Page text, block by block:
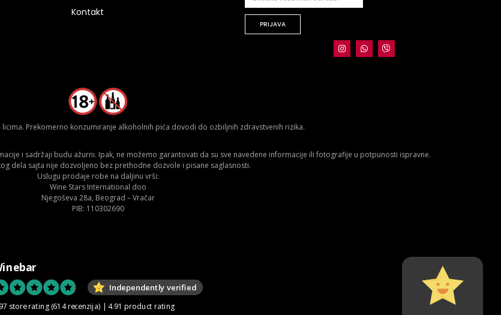
Kontakt
PRIJAVA
Prekomerno konzumiranje alkoholnih pića dovodi do ozbiljnih zdravstvenih rizika.
i sadržaji budu ažurni. Ipak, ne možemo garantovati da su sve navedene informacije ili fotografije u potpunosti ispravne.
dela sajta nije dozvoljeno bez prethodne dozvole i pisane saglasnosti.
Uslugu prodaje robe na daljinu vrši:
Wine Stars International doo
Njegoševa 28a, Beograd – Vračar
PIB: 110302690
Independently verified
store rating (614 recenzija) | 4.91 product rating